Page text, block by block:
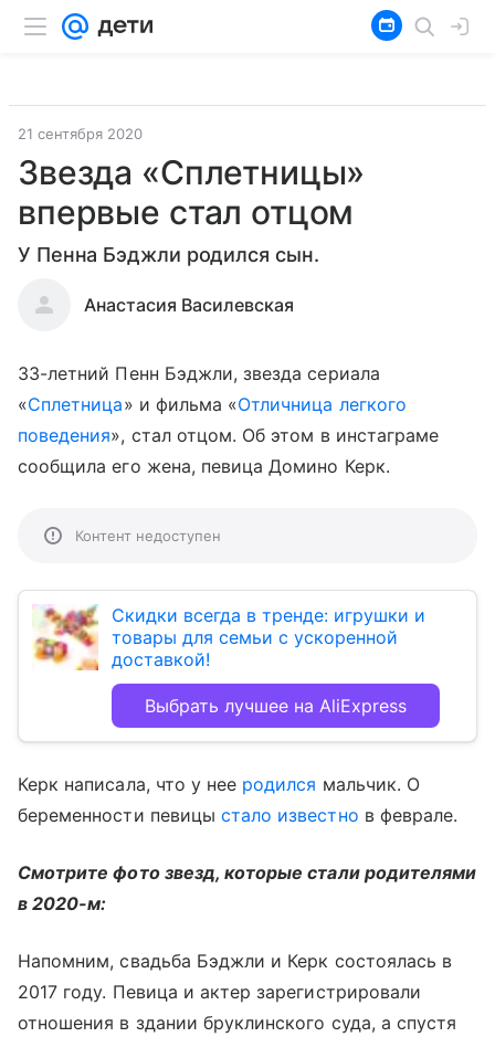
21 сентября 2020
Звезда «Сплетницы»
впервые стал отцом
У Пенна Бэджли родился сын.
Анастасия Василевская
33-летний Пенн Бэджли, звезда сериала
«Сплетница» и фильма «Отличница легкого
поведения», стал отцом. Об этом в инстаграме
сообщила его жена, певица Домино Керк.
Контент недоступен
Скидки всегда в тренде: игрушки и
товары для семьи с ускоренной
доставкой!
Выбрать лучшее на AliExpress
Керк написала, что у нее родился мальчик. О
беременности певицы стало известно в феврале.
Смотрите фото звезд, которые стали родителями
в 2020-м:
Напомним, свадьба Бэджли и Керк состоялась в
2017 году. Певица и актер зарегистрировали
отношения в здании бруклинского суда, а спустя